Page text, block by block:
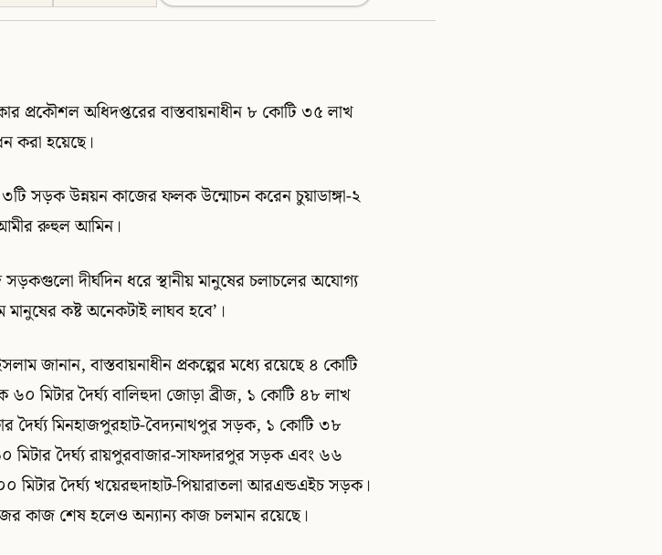
প্রকৌশল অধিদপ্তরের বাস্তবায়নাধীন ৮ কোটি ৩৫ লাখ
করা হয়েছে।
সড়ক উন্নয়ন কাজের ফলক উন্মোচন করেন চুয়াডাঙ্গা-২
রুহুল আমিন।
দীর্ঘদিন ধরে স্থানীয় মানুষের চলাচলের অযোগ্য
মানুষের কষ্ট অনেকটাই লাঘব হবে’।
জানান, বাস্তবায়নাধীন প্রকল্পের মধ্যে রয়েছে ৪ কোটি
মিটার দৈর্ঘ্য বালিহুদা জোড়া ব্রীজ, ১ কোটি ৪৮ লাখ
দৈর্ঘ্য মিনহাজপুরহাট-বৈদ্যনাথপুর সড়ক, ১ কোটি ৩৮
মিটার দৈর্ঘ্য রায়পুরবাজার-সাফদারপুর সড়ক এবং ৬৬
দৈর্ঘ্য খয়েরহুদাহাট-পিয়ারাতলা আরএন্ডএইচ সড়ক।
কাজ শেষ হলেও অন্যান্য কাজ চলমান রয়েছে।